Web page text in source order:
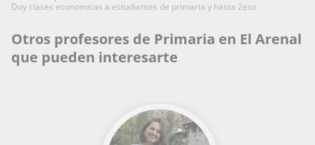
doy clases economicas a estudiantes de primaria y hasta 2eso
Otros profesores de Primaria en El Arenal
que pueden interesarte